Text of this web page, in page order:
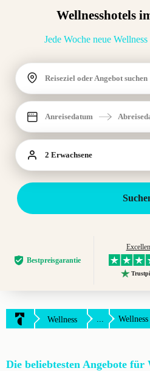
Wellnesshotels
Jede Woche neue
Reiseziel oder Angebot suchen
Anreisedatum
2 Erwachsene
Bestpreis­garantie
Wellness ...
Die beliebtesten Angebote für